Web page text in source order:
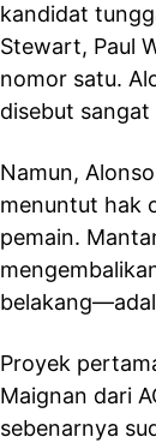
kandidat
Stewart, Paul
nomor satu.
disebut sangat
Namun,
menuntut hak
pemain.
Proyek
Maignan dari
sebenarnya